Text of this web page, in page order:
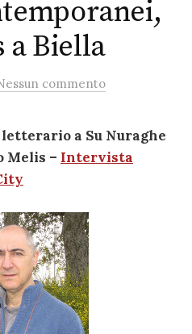
a Biella
commento
a Su Nuraghe
Melis – Intervista